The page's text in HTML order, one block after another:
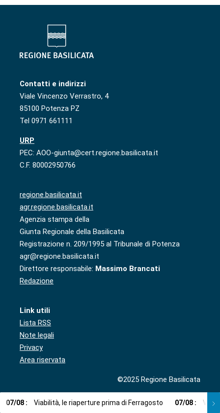
Contatti e indirizzi
Viale Vincenzo Verrastro, 4
85100 Potenza PZ
Tel 0971 661111
URP
PEC: AOO-giunta@cert.regione.basilicata.it
C.F. 80002950766
regione.basilicata.it
agr.regione.basilicata.it
Agenzia stampa della
Giunta Regionale della Basilicata
Registrazione n. 209/1995 al Tribunale di Potenza
agr@regione.basilicata.it
Direttore responsabile: Massimo Brancati
Redazione
Link utili
Lista RSS
Note legali
Privacy
Area riservata
©2025 Regione Basilicata
07/08 : Viabilità, le riaperture prima di Ferragosto 07/08 : Via